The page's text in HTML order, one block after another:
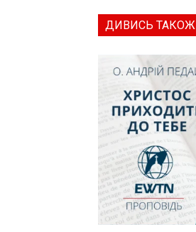
ДИВИСЬ ТАКОЖ